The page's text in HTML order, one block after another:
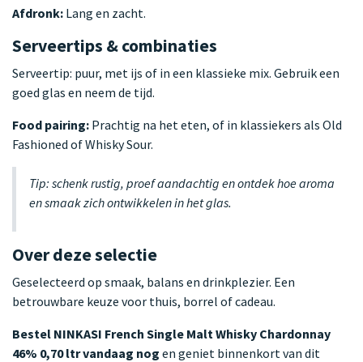
Afdronk: Lang en zacht.
Serveertips & combinaties
Serveertip: puur, met ijs of in een klassieke mix. Gebruik een
goed glas en neem de tijd.
Food pairing: Prachtig na het eten, of in klassiekers als Old
Fashioned of Whisky Sour.
Tip: schenk rustig, proef aandachtig en ontdek hoe aroma
en smaak zich ontwikkelen in het glas.
Over deze selectie
Geselecteerd op smaak, balans en drinkplezier. Een
betrouwbare keuze voor thuis, borrel of cadeau.
Bestel NINKASI French Single Malt Whisky Chardonnay
46% 0,70 ltr vandaag nog en geniet binnenkort van dit